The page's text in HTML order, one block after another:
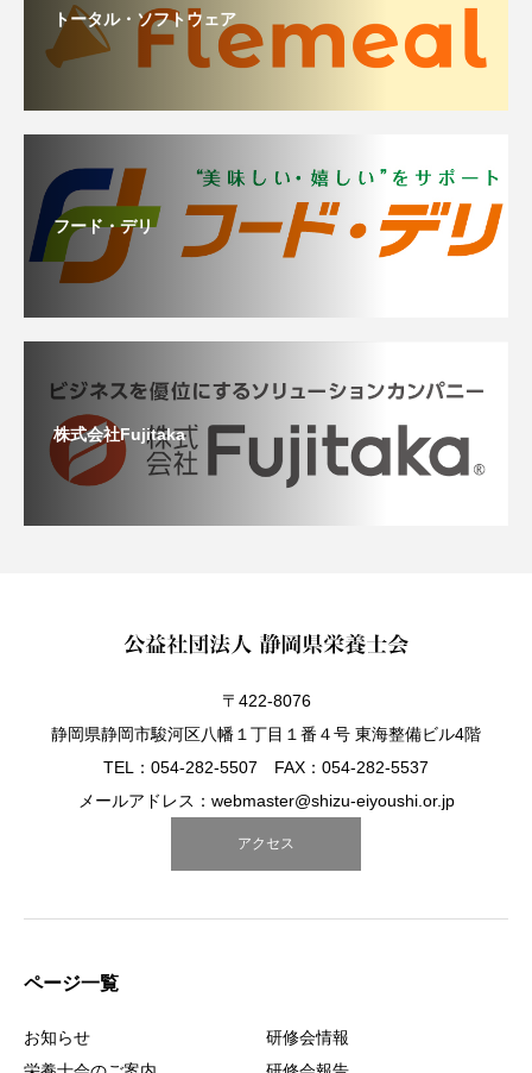
トータル・ソフトウェア
フード・デリ
株式会社Fujitaka
〒422-8076
静岡県静岡市駿河区八幡１丁目１番４号 東海整備ビル4階
TEL：054-282-5507 FAX：054-282-5537
メールアドレス：webmaster@shizu-eiyoushi.or.jp
アクセス
ページ一覧
お知らせ
研修会情報